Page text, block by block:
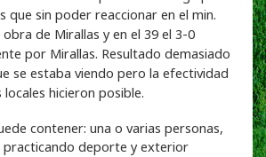
que sin poder reaccionar en el min.
de Mirallas y en el 39 el 3-0
por Mirallas. Resultado demasiado
se estaba viendo pero la efectividad
hicieron posible.